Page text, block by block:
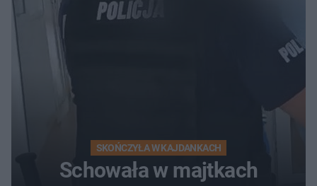
kierowca auta
SKOŃCZYŁA W KAJDANKACH
Schowała w majtkach